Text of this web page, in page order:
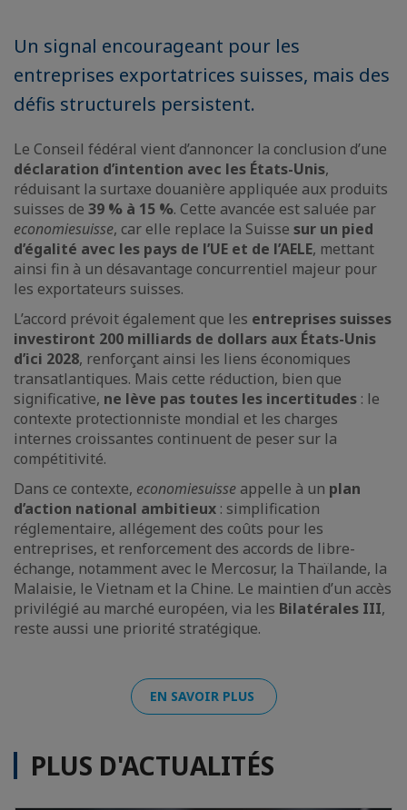
Un signal encourageant pour les
entreprises exportatrices suisses, mais des
défis structurels persistent.
Le Conseil fédéral vient d’annoncer la conclusion d’une
déclaration d’intention avec les États-Unis,
réduisant la surtaxe douanière appliquée aux produits
suisses de 39 % à 15 %. Cette avancée est saluée par
economiesuisse, car elle replace la Suisse sur un pied
d’égalité avec les pays de l’UE et de l’AELE, mettant
ainsi fin à un désavantage concurrentiel majeur pour
les exportateurs suisses.
L’accord prévoit également que les entreprises suisses
investiront 200 milliards de dollars aux États-Unis
d’ici 2028, renforçant ainsi les liens économiques
transatlantiques. Mais cette réduction, bien que
significative, ne lève pas toutes les incertitudes : le
contexte protectionniste mondial et les charges
internes croissantes continuent de peser sur la
compétitivité.
Dans ce contexte, economiesuisse appelle à un plan
d’action national ambitieux : simplification
réglementaire, allégement des coûts pour les
entreprises, et renforcement des accords de libre-
échange, notamment avec le Mercosur, la Thaïlande, la
Malaisie, le Vietnam et la Chine. Le maintien d’un accès
privilégié au marché européen, via les Bilatérales III,
reste aussi une priorité stratégique.
EN SAVOIR PLUS
PLUS D'ACTUALITÉS